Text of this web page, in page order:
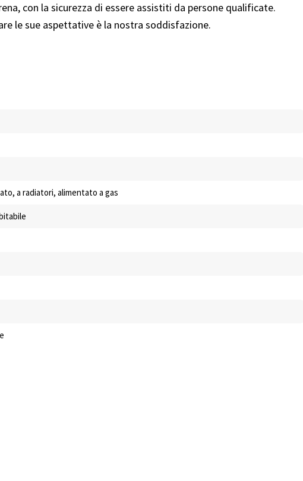
con la sicurezza di essere assistiti da persone qualificate.
le sue aspettative è la nostra soddisfazione.
a radiatori, alimentato a gas